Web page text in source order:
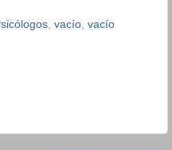
vacío vacío